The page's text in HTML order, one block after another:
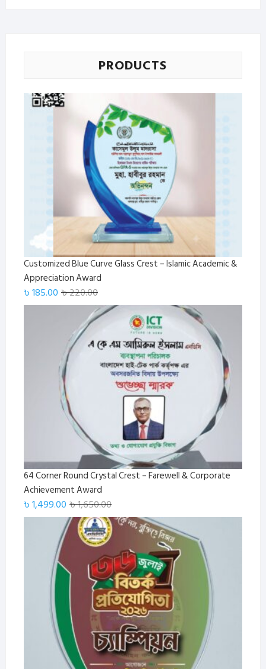
PRODUCTS
Customized Blue Curve Glass Crest – Islamic Academic &
Appreciation Award
৳220.00Original
price
was:
৳ 220.00.
৳185.00
Current
price
is:
৳ 185.00.
64 Corner Round Crystal Crest – Farewell & Corporate
Achievement Award
৳1,650.00Original
price
was:
৳ 1,650.00.
৳1,499.00
Current
price
is:
৳ 1,499.00.